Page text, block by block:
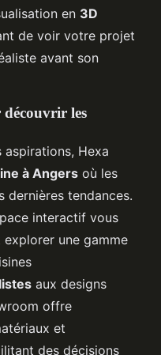
en 3D
de voir votre projet
avant son
les
Hexa
à Angers où les
dernières tendances.
interactif vous
une gamme
aux designs
offre
et
des décisions